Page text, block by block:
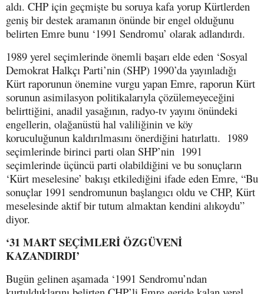
aldı. CHP için geçmişte bu soruya kafa yorup Kürtlerden
geniş bir destek aramanın önünde bir engel olduğunu
belirten Emre bunu ‘1991 Sendromu’ olarak adlandırdı.
1989 yerel seçimlerinde önemli başarı elde eden ‘Sosyal
Demokrat Halkçı Parti’nin (SHP) 1990’da yayınladığı
Kürt raporunun önemine vurgu yapan Emre, raporun Kürt
sorunun asimilasyon politikalarıyla çözülemeyeceğini
belirttiğini, anadil yasağının, radyo-tv yayını önündeki
engellerin, olağanüstü hal valiliğinin ve köy
koruculuğunun kaldırılmasını önerdiğini hatırlattı. 1989
seçimlerinde birinci parti olan SHP’nin 1991
seçimlerinde üçüncü parti olabildiğini ve bu sonuçların
‘Kürt meselesine’ bakışı etkilediğini ifade eden Emre, “Bu
sonuçlar 1991 sendromunun başlangıcı oldu ve CHP, Kürt
meselesinde aktif bir tutum almaktan kendini alıkoydu”
diyor.
‘31 MART SEÇİMLERİ ÖZGÜVENİ
KAZANDIRDI’
Bugün gelinen aşamada ‘1991 Sendromu’ndan